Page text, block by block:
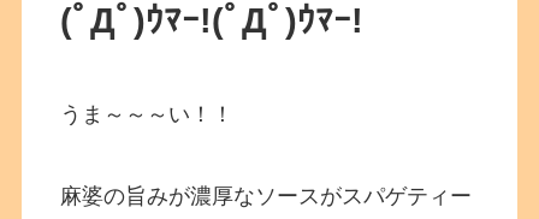
(ﾟДﾟ)ｳﾏｰ!(ﾟДﾟ)ｳﾏｰ!
うま～～～い！！
麻婆の旨みが濃厚なソースがスパゲティー